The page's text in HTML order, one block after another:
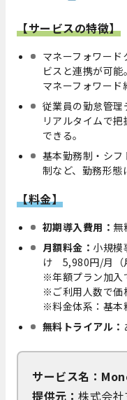
【サービスの特徴】
マネーフォワー
ビスと連携が可能
マネーフォワード
従業員の勤怠管
リアルタイムで
できる。
基本勤務制・シ
制など、勤務形態
【料金】
初期導入費用： 無
月額料金： 小規
け 5,980円/月（
※年額プラン加入
※ご利用人数で価
※料金体系：基本
無料トライアル：
サービス名：
提供元： 株式会